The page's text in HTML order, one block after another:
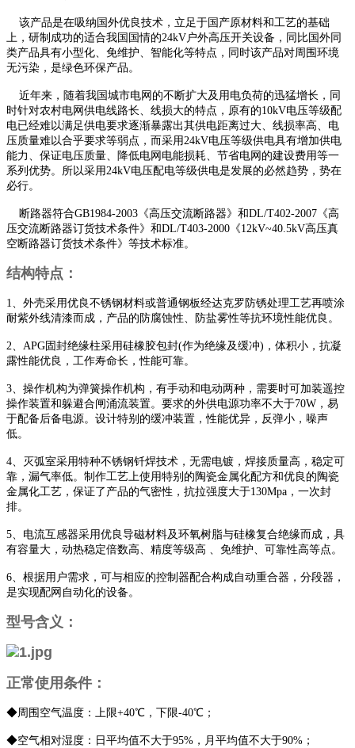
该产品是在吸纳国外优良技术，立足于国产原材料和工艺的基础
上，研制成功的适合我国国情的24kV户外高压开关设备，同比国外同
类产品具有小型化、免维护、智能化等特点，同时该产品对周围环境
无污染，是绿色环保产品。
近年来，随着我国城市电网的不断扩大及用电负荷的迅猛增长，同
时针对农村电网供电线路长、线损大的特点，原有的10kV电压等级配
电已经难以满足供电要求逐渐暴露出其供电距离过大、线损率高、电
压质量难以合乎要求等弱点，而采用24kV电压等级供电具有增加供电
能力、保证电压质量、降低电网电能损耗、节省电网的建设费用等一
系列优势。所以采用24kV电压配电等级供电是发展的必然趋势，势在
必行。
断路器符合GB1984-2003《高压交流断路器》和DL/T402-2007《高
压交流断路器订货技术条件》和DL/T403-2000《12kV~40.5kV高压真
空断路器订货技术条件》等技术标准。
结构特点：
1、外壳采用优良不锈钢材料或普通钢板经达克罗防锈处理工艺再喷涂
耐紫外线清漆而成，产品的防腐蚀性、防盐雾性等抗环境性能优良。
2、APG固封绝缘柱采用硅橡胶包封(作为绝缘及缓冲)，体积小，抗凝
露性能优良，工作寿命长，性能可靠。
3、操作机构为弹簧操作机构，有手动和电动两种，需要时可加装遥控
操作装置和躲避合闸涌流装置。要求的外供电源功率不大于70W，易
于配备后备电源。设计特别的缓冲装置，性能优异，反弹小，噪声
低。
4、灭弧室采用特种不锈钢钎焊技术，无需电镀，焊接质量高，稳定可
靠，漏气率低。制作工艺上使用特别的陶瓷金属化配方和优良的陶瓷
金属化工艺，保证了产品的气密性，抗拉强度大于130Mpa，一次封
排。
5、电流互感器采用优良导磁材料及环氧树脂与硅橡复合绝缘而成，具
有容量大，动热稳定倍数高、精度等级高 、免维护、可靠性高等点。
6、根据用户需求，可与相应的控制器配合构成自动重合器，分段器，
是实现配网自动化的设备。
型号含义：
正常使用条件：
◆周围空气温度：上限+40℃，下限-40℃；
◆空气相对湿度：日平均值不大于95%，月平均值不大于90%；